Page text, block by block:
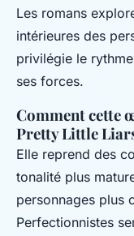
Les romans
intérieures des
privilégie le
ses forces.
Comment cette
Pretty Little
Elle reprend des
tonalité plus
personnages plus
Perfectionnistes